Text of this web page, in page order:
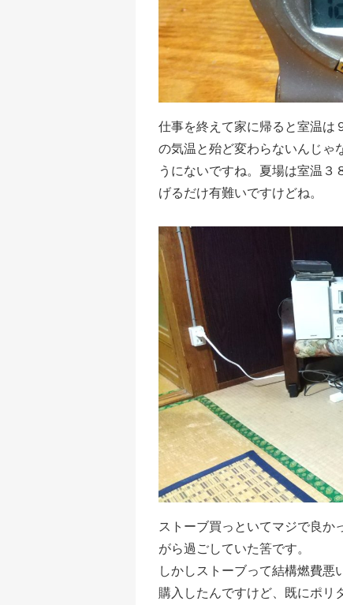
仕事を終えて家に帰ると室温
の気温と殆ど変わらないんじゃ
うにないですね。夏場は室温
げるだけ有難いですけどね。
ストーブ買っといてマジで良か
がら過ごしていた筈です。
しかしストーブって結構燃費
購入したんですけど、既にポリ